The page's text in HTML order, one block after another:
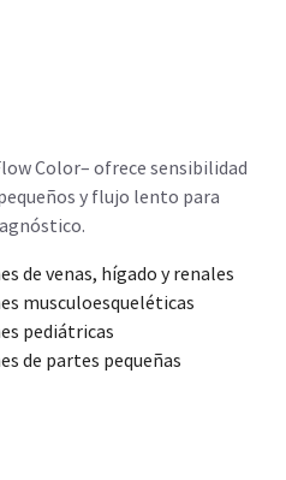
Color– ofrece sensibilidad
y flujo lento para
de venas, hígado y renales
musculoesqueléticas
pediátricas
de partes pequeñas